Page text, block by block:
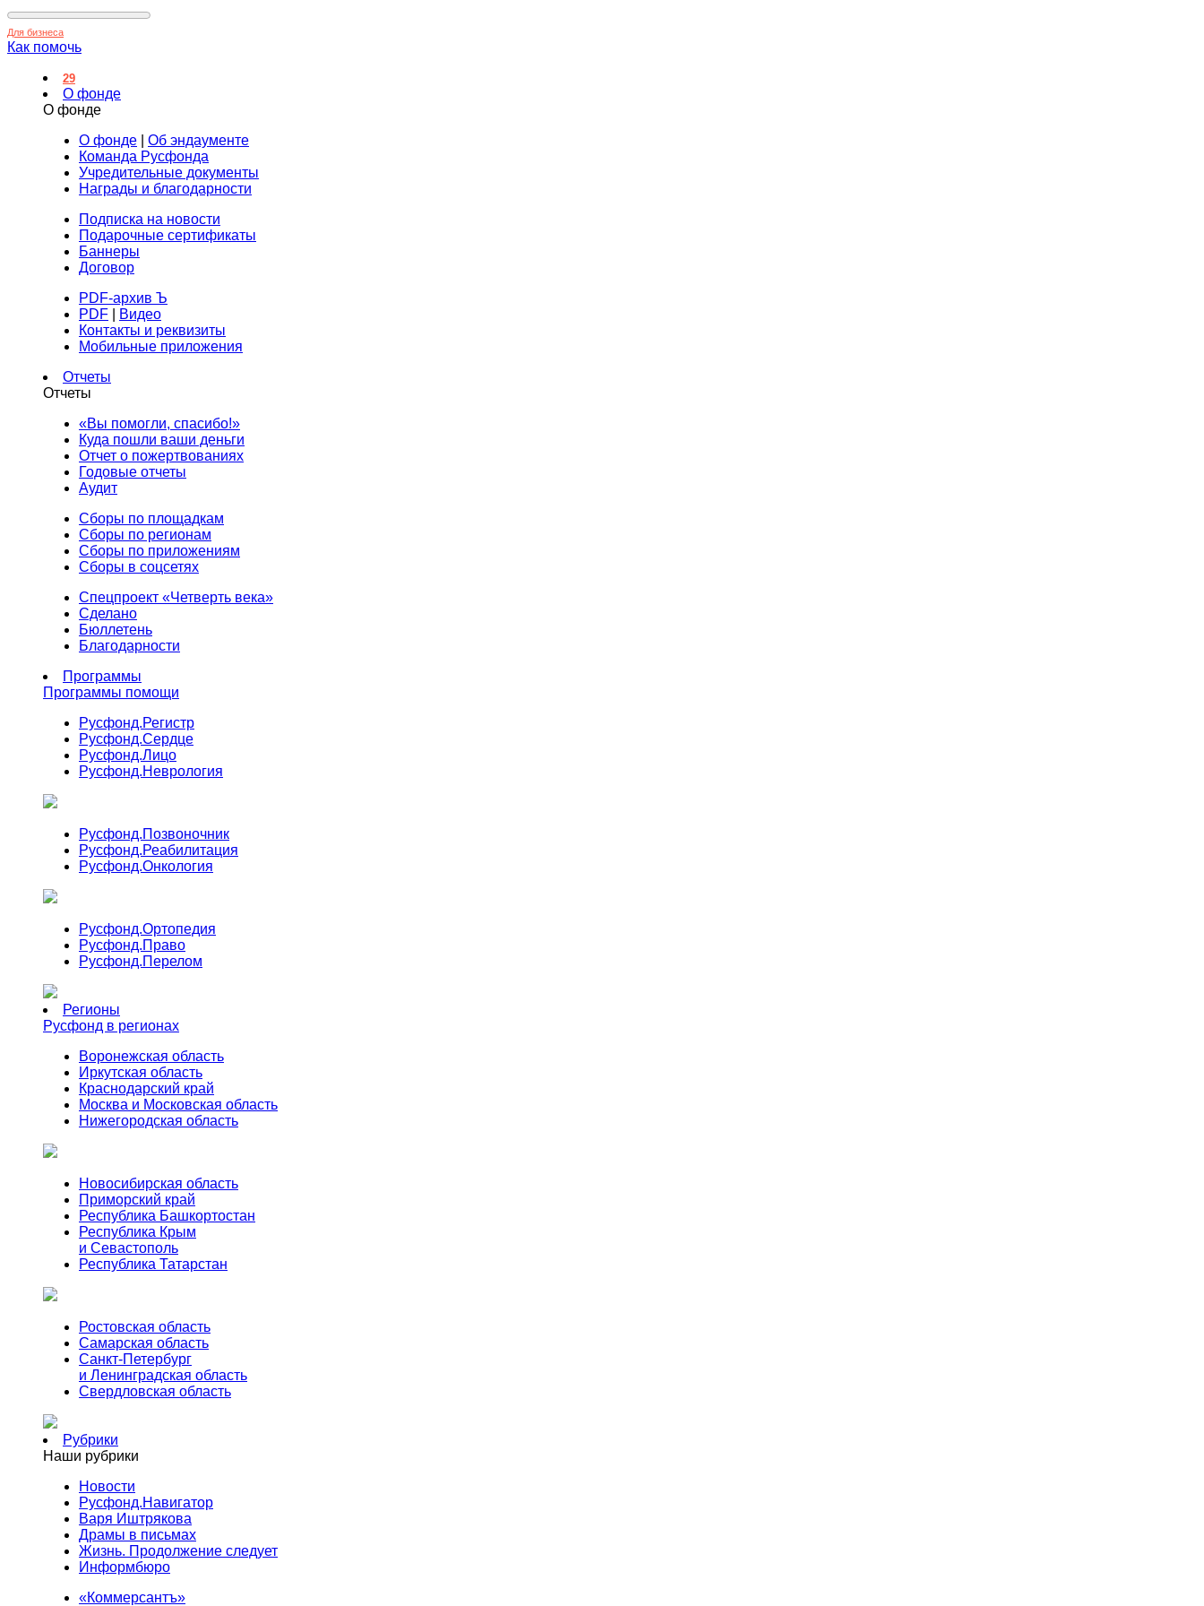
Для бизнеса
Как помочь
29
О фонде
О фонде
О фонде
Об эндаументе
Команда Русфонда
Учредительные документы
Награды и благодарности
Подписка на новости
Подарочные сертификаты
Баннеры
Договор
PDF-архив Ъ
PDF
Видео
Контакты и реквизиты
Мобильные приложения
Отчеты
Отчеты
«Вы помогли, спасибо!»
Куда пошли ваши деньги
Отчет о пожертвованиях
Годовые отчеты
Аудит
Сборы по площадкам
Сборы по регионам
Сборы по приложениям
Сборы в соцсетях
Спецпроект «Четверть века»
Сделано
Бюллетень
Благодарности
Программы
Программы помощи
Русфонд.Регистр
Русфонд.Сердце
Русфонд.Лицо
Русфонд.Неврология
Русфонд.Позвоночник
Русфонд.Реабилитация
Русфонд.Онкология
Русфонд.Ортопедия
Русфонд.Право
Русфонд.Перелом
Регионы
Русфонд в регионах
Воронежская область
Иркутская область
Краснодарский край
Москва и Московская область
Нижегородская область
Новосибирская область
Приморский край
Республика Башкортостан
Республика Крым
и Севастополь
Республика Татарстан
Ростовская область
Самарская область
Санкт-Петербург
и Ленинградская область
Свердловская область
Рубрики
Наши рубрики
Новости
Русфонд.Навигатор
Варя Иштрякова
Драмы в письмах
Жизнь. Продолжение следует
Информбюро
«Коммерсантъ»